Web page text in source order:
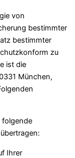
von
bestimmter
bestimmter
zu
ist die
München,
folgende
Ihrer